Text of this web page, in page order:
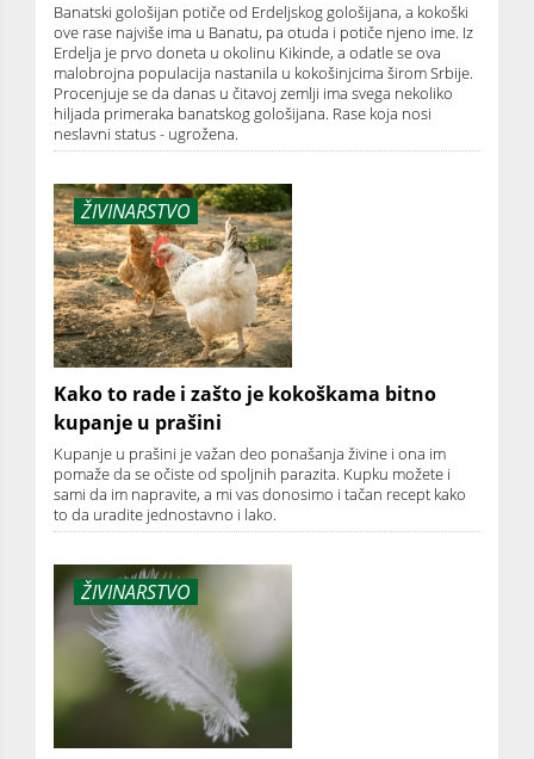
Banatski gološijan potiče od Erdeljskog gološijana, a kokoški
ove rase najviše ima u Banatu, pa otuda i potiče njeno ime. Iz
Erdelja je prvo doneta u okolinu Kikinde, a odatle se ova
malobrojna populacija nastanila u kokošinjcima širom Srbije.
Procenjuje se da danas u čitavoj zemlji ima svega nekoliko
hiljada primeraka banatskog gološijana. Rase koja nosi
neslavni status - ugrožena.
ŽIVINARSTVO
Kako to rade i zašto je kokoškama bitno
kupanje u prašini
Kupanje u prašini je važan deo ponašanja živine i ona im
pomaže da se očiste od spoljnih parazita. Kupku možete i
sami da im napravite, a mi vas donosimo i tačan recept kako
to da uradite jednostavno i lako.
ŽIVINARSTVO